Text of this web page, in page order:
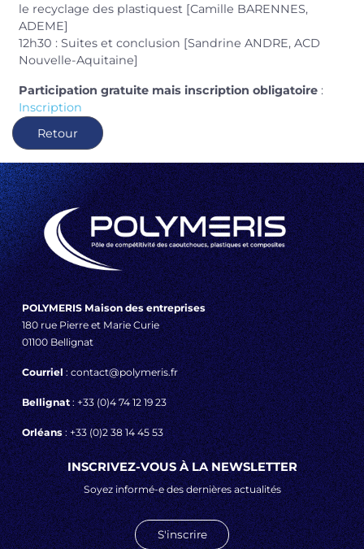
le recyclage des plastiquest [Camille BARENNES,
ADEME]
12h30 : Suites et conclusion [Sandrine ANDRE, ACD
Nouvelle-Aquitaine]
Participation gratuite mais inscription obligatoire :
Inscription
Retour
POLYMERIS Maison des entreprises
180 rue Pierre et Marie Curie
01100 Bellignat
Courriel: contact@polymeris.fr
Bellignat: +33 (0)4 74 12 19 23
Orléans: +33 (0)2 38 14 45 53
INSCRIVEZ-VOUS À LA NEWSLETTER
Soyez informé-e des dernières actualités
S'inscrire